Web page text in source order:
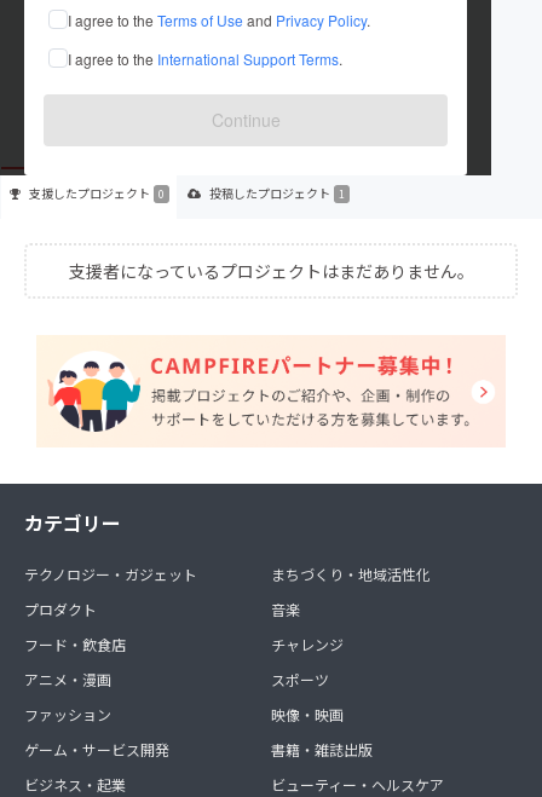
I agree to the Terms of Use and Privacy Policy.
I agree to the International Support Terms.
Continue
これまでに1件のプロジェクトを投稿しています
在住国：未設定
出身国：日本 出身地：大阪府
支援したプロジェクト 0 投稿したプロジェクト 1
支援者になっているプロジェクトはまだありません。
カテゴリー
テクノロジー・ガジェット
プロダクト
フード・飲食店
アニメ・漫画
ファッション
ゲーム・サービス開発
ビジネス・起業
まちづくり・地域活性化
音楽
チャレンジ
スポーツ
映像・映画
書籍・雑誌出版
ビューティー・ヘルスケア